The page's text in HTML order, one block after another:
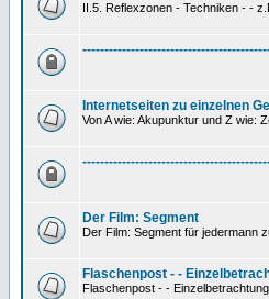
II.5. Reflexzonen - Techniken - -
Internetseiten zu einzelnen
Von A wie: Akupunktur und Z wie:
Der Film: Segment
Der Film: Segment für jedermann
Flaschenpost - -
Flaschenpost - -